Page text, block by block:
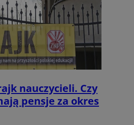
nauczycieli. Czy
pensje za okres